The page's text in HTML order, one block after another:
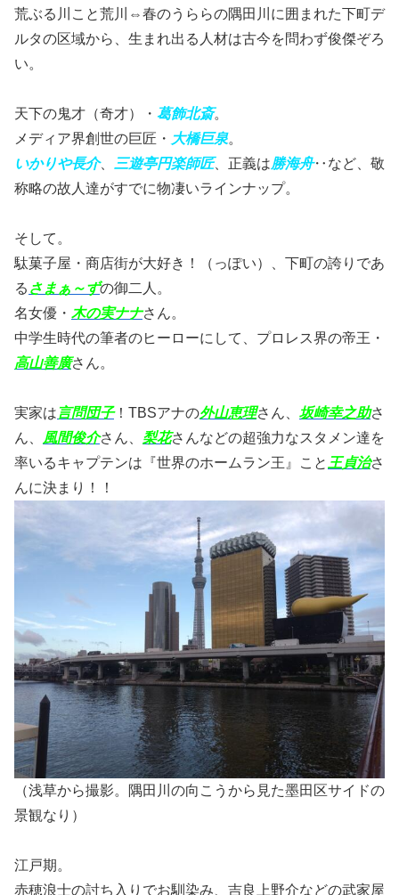
荒ぶる川こと荒川⇔春のうららの隅田川に囲まれた下町デ
ルタの区域から、生まれ出る人材は古今を問わず俊傑ぞろ
い。
天下の鬼才（奇才）・ 葛飾北斎。
メディア界創世の巨匠・ 大橋巨泉。
いかりや長介、 三遊亭円楽師匠、正義は勝海舟‥など、敬
称略の故人達がすでに物凄いラインナップ。
そして。
駄菓子屋・商店街が大好き！（っぽい）、下町の誇りであ
る さまぁ～ずの御二人。
名女優・ 木の実ナナさん。
中学生時代の筆者のヒーローにして、プロレス界の帝王・
高山善廣さん。
実家は 言問団子！TBSアナの外山恵理さん、 坂崎幸之助さ
ん、
風間俊介さん、 梨花さんなどの超強力なスタメン達を
率いるキャプテンは『世界のホームラン王』こと 王貞治さ
んに決まり！！
（浅草から撮影。隅田川の向こうから見た墨田区サイドの
景観なり）
江戸期。
赤穂浪士の討ち入りでお馴染み、吉良上野介などの武家屋